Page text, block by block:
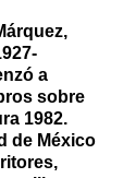
a
sobre
1982.
de México